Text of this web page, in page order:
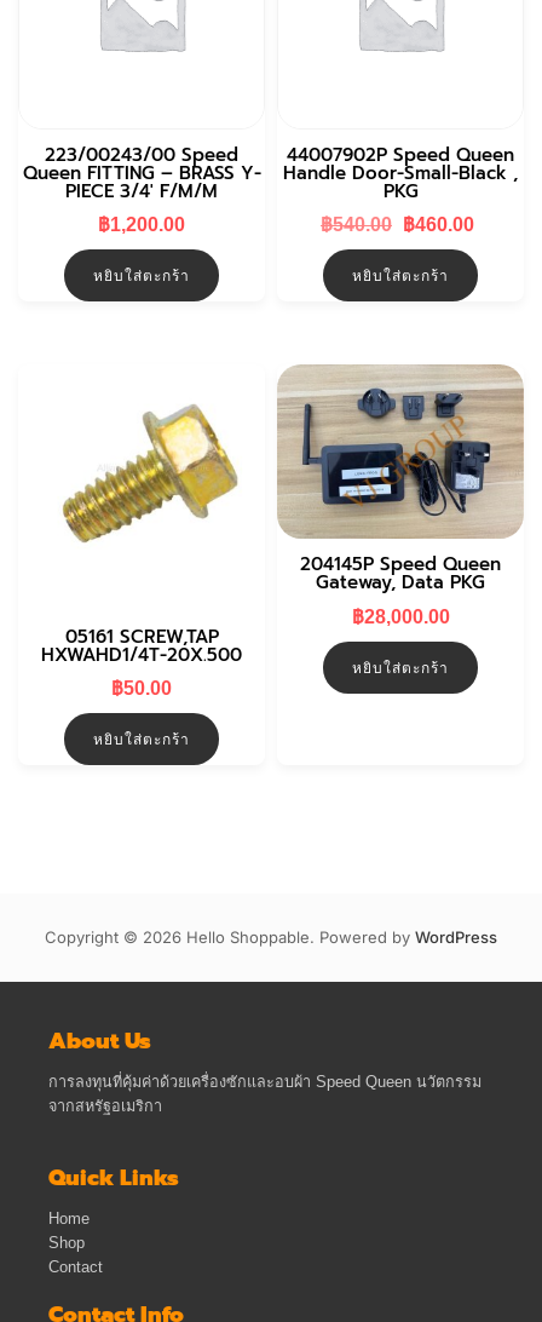
223/00243/00 Speed
Queen FITTING – BRASS Y-
PIECE 3/4′ F/M/M
฿1,200.00
หยิบใส่ตะกร้า
44007902P Speed Queen
Handle Door-Small-Black ,
PKG
฿540.00 Original
฿540.00.
฿460.00
หยิบใส่ตะกร้า
05161 SCREW,TAP
HXWAHD1/4T-20X.500
฿50.00
หยิบใส่ตะกร้า
204145P Speed Queen
Gateway, Data PKG
฿28,000.00
หยิบใส่ตะกร้า
Copyright © 2026 Hello Shoppable. Powered by WordPress
About Us
การลงทุนที่คุ้มค่าด้วยเครื่องซักและอบผ้า Speed Queen นวัตกรรม
จากสหรัฐอเมริกา
Quick Links
Home
Shop
Contact
Contact Info